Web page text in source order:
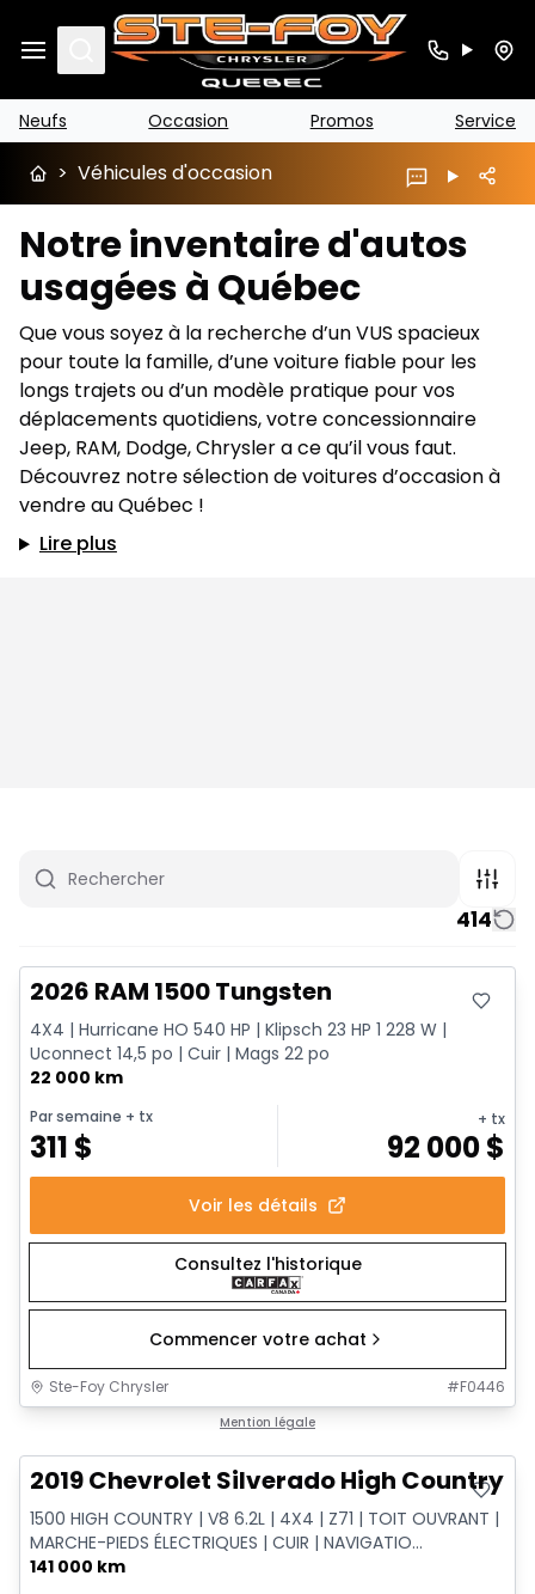
Search
Neufs Occasion Promos Service
> Véhicules d'occasion
Notre inventaire d'autos
usagées à Québec
Que vous soyez à la recherche d’un VUS spacieux
pour toute la famille, d’une voiture fiable pour les
longs trajets ou d’un modèle pratique pour vos
déplacements quotidiens, votre concessionnaire
Jeep, RAM, Dodge, Chrysler a ce qu’il vous faut.
Découvrez notre sélection de voitures d’occasion à
vendre au Québec !
Lire plus
414
2026 RAM 1500 Tungsten
4X4 | Hurricane HO 540 HP | Klipsch 23 HP 1 228 W |
Uconnect 14,5 po | Cuir | Mags 22 po
22 000 km
Par semaine + tx
311 $
+ tx
92 000$
Voir les détails
Consultez l'historique
Commencer votre achat
Ste-Foy Chrysler #F0446
Mention légale
2019 Chevrolet Silverado High Country
1500 HIGH COUNTRY | V8 6.2L | 4X4 | Z71 | TOIT OUVRANT |
MARCHE-PIEDS ÉLECTRIQUES | CUIR | NAVIGATIO...
141 000 km